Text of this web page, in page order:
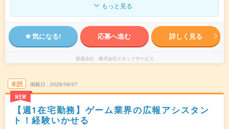
もっと見る
気になる! 応募へ進む 詳しく見る
派遣会社 株式会社スタッフサービス
未読
NEW
掲載日 2026/08/07
【週1在宅勤務】ゲーム業界の広報アシスタン
ト！経験いかせる